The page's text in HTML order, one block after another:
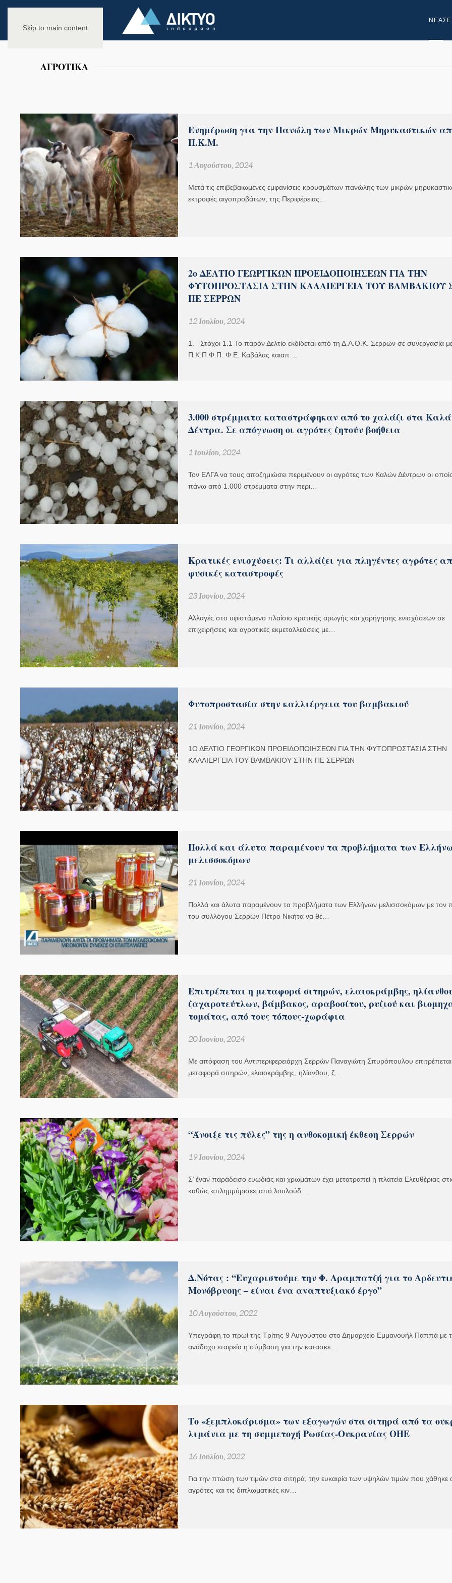
Skip to main content
NEA
ΑΓΡΟΤΙΚΑ
Ενημέρωση για την Πανώλη των Μικρών Μηρυκαστικών
Π.Κ.Μ.
1 Αυγούστου, 2024
Μετά τις επιβεβαιωμένες εμφανίσεις κρουσμάτων πανώλης των μικρών
εκτροφές αιγοπροβάτων, της Περιφέρειας…
2ο ΔΕΛΤΙΟ ΓΕΩΡΓΙΚΩΝ ΠΡΟΕΙΔΟΠΟΙΗΣΕΩΝ ΓΙΑ ΤΗΝ
ΦΥΤΟΠΡΟΣΤΑΣΙΑ ΣΤΗΝ ΚΑΛΛΙΕΡΓΕΙΑ ΤΟΥ ΒΑΜΒΑΚΙΟΥ
ΠΕ ΣΕΡΡΩΝ
12 Ιουλίου, 2024
1. Στόχοι 1.1 Το παρόν Δελτίο εκδίδεται από τη Δ.Α.Ο.Κ. Σερρών σε συνεργασία
Π.Κ.Π.Φ.Π. Φ.Ε. Καβάλας καιαπ…
3.000 στρέμματα καταστράφηκαν από το χαλάζι στα Καλά
Δέντρα. Σε απόγνωση οι αγρότες ζητούν βοήθεια
1 Ιουλίου, 2024
Τον ΕΛΓΑ να τους αποζημιώσει περιμένουν οι αγρότες των Καλών Δέντρων οι
πάνω από 1.000 στρέμματα στην περι…
Κρατικές ενισχύσεις: Τι αλλάζει για πληγέντες αγρότες
φυσικές καταστροφές
23 Ιουνίου, 2024
Αλλαγές στο υφιστάμενο πλαίσιο κρατικής αρωγής και χορήγησης ενισχύσεων σε
επιχειρήσεις και αγροτικές εκμεταλλεύσεις με…
Φυτοπροστασία στην καλλιέργεια του βαμβακιού
21 Ιουνίου, 2024
1Ο ΔΕΛΤΙΟ ΓΕΩΡΓΙΚΩΝ ΠΡΟΕΙΔΟΠΟΙΗΣΕΩΝ ΓΙΑ ΤΗΝ ΦΥΤΟΠΡΟΣΤΑΣΙΑ ΣΤΗΝ
ΚΑΛΛΙΕΡΓΕΙΑ ΤΟΥ ΒΑΜΒΑΚΙΟΥ ΣΤΗΝ ΠΕ ΣΕΡΡΩΝ
Πολλά και άλυτα παραμένουν τα προβλήματα των
μελισσοκόμων
21 Ιουνίου, 2024
Πολλά και άλυτα παραμένουν τα προβλήματα των Ελλήνων μελισσοκόμων με τον
του συλλόγου Σερρών Πέτρο Νικήτα να θέ…
Eπιτρέπεται η μεταφορά σιτηρών, ελαιοκράμβης,
ζαχαροτεύτλων, βάμβακος, αραβοσίτου, ρυζιού και
τομάτας, από τους τόπους-χωράφια
20 Ιουνίου, 2024
Με απόφαση του Αντιπεριφερειάρχη Σερρών Παναγιώτη Σπυρόπουλου
μεταφορά σιτηρών, ελαιοκράμβης, ηλίανθου, ζ…
“Άνοιξε τις πύλες” της η ανθοκομική έκθεση Σερρών
19 Ιουνίου, 2024
Σ’ έναν παράδεισο ευωδιάς και χρωμάτων έχει μετατραπεί η πλατεία Ελευθέριας
καθώς «πλημμύρισε» από λουλούδ…
Δ.Νότας : “Ευχαριστούμε την Φ. Αραμπατζή για το
Μονόβρυσης – είναι ένα αναπτυξιακό έργο”
10 Αυγούστου, 2022
Υπεγράφη το πρωί της Τρίτης 9 Αυγούστου στο Δημαρχείο Εμμανουήλ Παππά με
ανάδοχο εταιρεία η σύμβαση για την κατασκε…
Το «ξεμπλοκάρισμα» των εξαγωγών στα σιτηρά από τα
λιμάνια με τη συμμετοχή Ρωσίας-Ουκρανίας ΟΗΕ
16 Ιουλίου, 2022
Για την πτώση των τιμών στα σιτηρά, την ευκαιρία των υψηλών τιμών που χάθηκε
αγρότες και τις διπλωματικές κιν…